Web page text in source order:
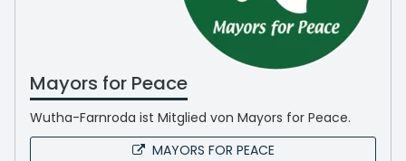
Mayors for Peace
Wutha-Farnroda ist Mitglied von Mayors for Peace.
MAYORS FOR PEACE